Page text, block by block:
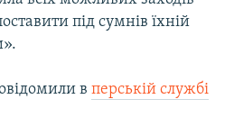
під сумнів їхній
в перській службі